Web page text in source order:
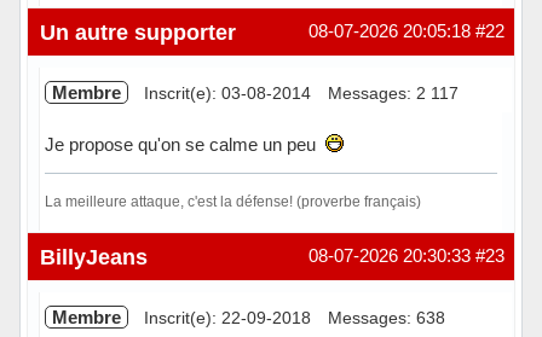
Hors ligne #22
08-07-2026 20:05:18
Un autre supporter
Membre Inscrit(e): 03-08-2014 Messages: 2 117
Je propose qu'on se calme un peu
La meilleure attaque, c'est la défense! (proverbe français)
Hors ligne #23
08-07-2026 20:30:33
BillyJeans
Membre Inscrit(e): 22-09-2018 Messages: 638